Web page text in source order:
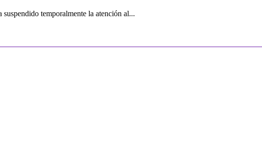
temporalmente la atención al...